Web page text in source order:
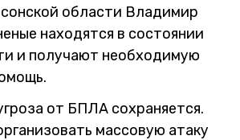
области Владимир
находятся в состоянии
и получают необходимую
от БПЛА сохраняется.
массовую атаку